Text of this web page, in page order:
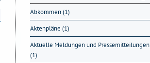
Abkommen (1)
Aktenpläne (1)
Aktuelle Meldungen und Pressemitteilungen
(1)